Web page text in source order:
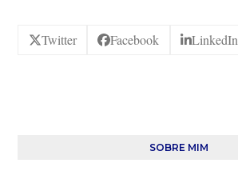
Twitter Facebook LinkedIn
SOBRE MIM